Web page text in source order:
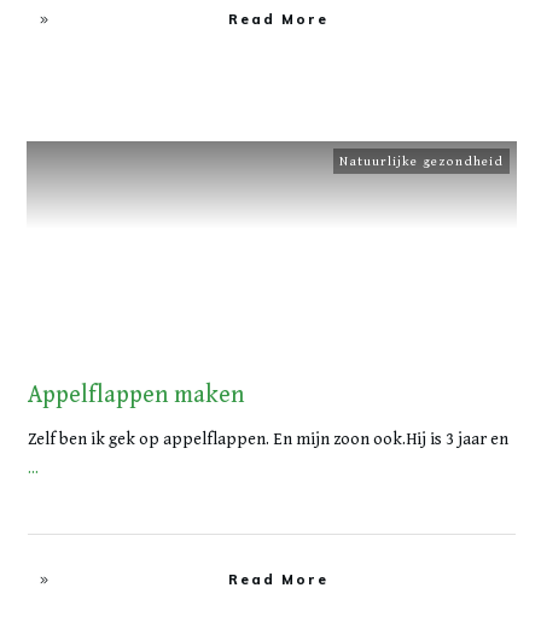
Read More
Natuurlijke gezondheid
Appelflappen maken
Zelf ben ik gek op appelflappen. En mijn zoon ook.Hij is 3 jaar en
...
Read More